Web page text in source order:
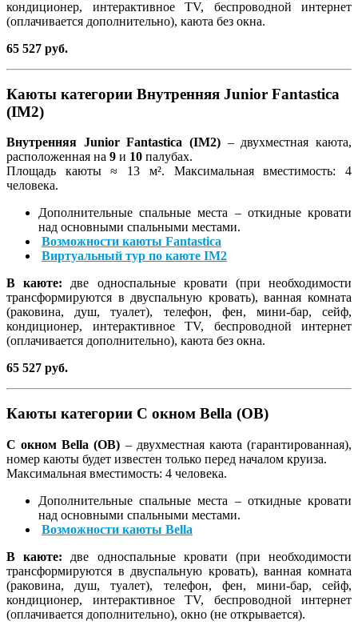
кондиционер, интерактивное TV, беспроводной интернет
(оплачивается дополнительно), каюта без окна.
65 527 руб.
Каюты категории Внутренняя Junior Fantastica
(IM2)
Внутренняя Junior Fantastica (IM2) – двухместная каюта,
расположенная на 9 и 10 палубах.
Площадь каюты ≈ 13 м². Максимальная вместимость: 4
человека.
Дополнительные спальные места – откидные кровати
над основными спальными местами.
Возможности каюты Fantastica
Виртуальный тур по каюте IM2
В каюте: две односпальные кровати (при необходимости
трансформируются в двуспальную кровать), ванная комната
(раковина, душ, туалет), телефон, фен, мини-бар, сейф,
кондиционер, интерактивное TV, беспроводной интернет
(оплачивается дополнительно), каюта без окна.
65 527 руб.
Каюты категории С окном Bella (OB)
С окном Bella (OB) – двухместная каюта (гарантированная),
номер каюты будет известен только перед началом круиза.
Максимальная вместимость: 4 человека.
Дополнительные спальные места – откидные кровати
над основными спальными местами.
Возможности каюты Bella
В каюте: две односпальные кровати (при необходимости
трансформируются в двуспальную кровать), ванная комната
(раковина, душ, туалет), телефон, фен, мини-бар, сейф,
кондиционер, интерактивное TV, беспроводной интернет
(оплачивается дополнительно), окно (не открывается).